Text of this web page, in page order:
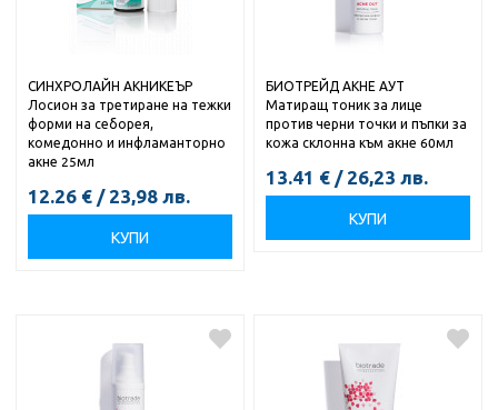
СИНХРОЛАЙН АКНИКЕЪР
Лосион за третиране на тежки
форми на себорея,
комедонно и инфламанторно
акне 25мл
12.26 € / 23,98 лв.
КУПИ
БИОТРЕЙД АКНЕ АУТ
Матиращ тоник за лице
против черни точки и пъпки за
кожа склонна към акне 60мл
13.41 € / 26,23 лв.
КУПИ